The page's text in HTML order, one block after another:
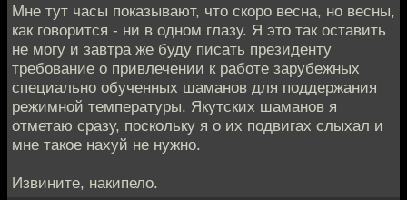
Мне тут часы показывают, что скоро весна, но весны,
как говорится - ни в одном глазу. Я это так оставить
не могу и завтра же буду писать президенту
требование о привлечении к работе зарубежных
специально обученных шаманов для поддержания
режимной температуры. Якутских шаманов я
отметаю сразу, поскольку я о их подвигах слыхал и
мне такое нахуй не нужно.
Извините, накипело.